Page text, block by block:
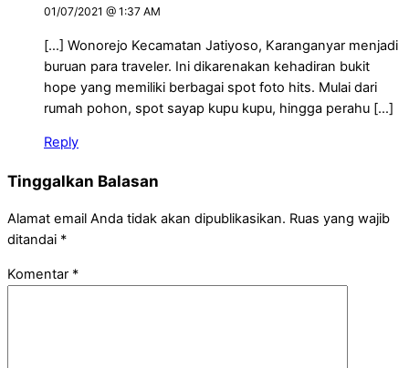
01/07/2021 @ 1:37 AM
[…] Wonorejo Kecamatan Jatiyoso, Karanganyar menjadi
buruan para traveler. Ini dikarenakan kehadiran bukit
hope yang memiliki berbagai spot foto hits. Mulai dari
rumah pohon, spot sayap kupu kupu, hingga perahu […]
Reply
Tinggalkan Balasan
Alamat email Anda tidak akan dipublikasikan. Ruas yang wajib
ditandai *
Komentar *